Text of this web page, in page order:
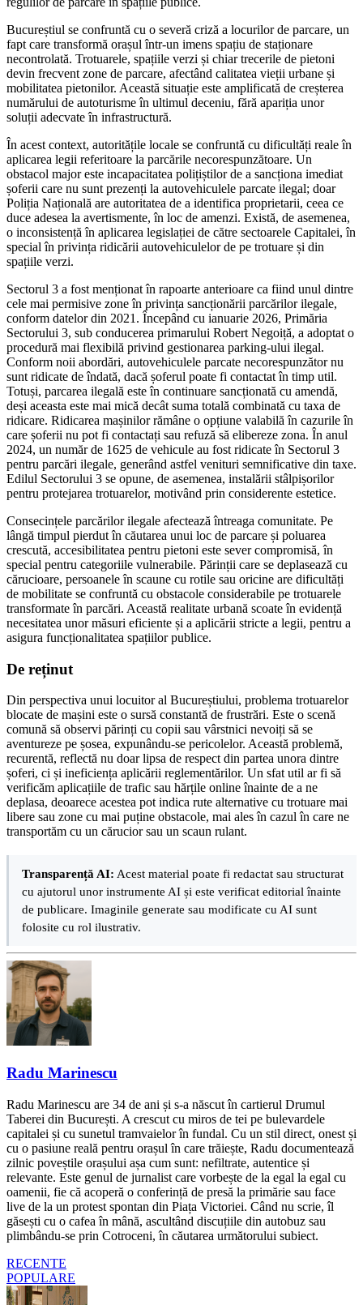
Bucureștiul se confruntă cu o severă criză a locurilor de parcare, un
fapt care transformă orașul într-un imens spațiu de staționare
necontrolată. Trotuarele, spațiile verzi și chiar trecerile de pietoni
devin frecvent zone de parcare, afectând calitatea vieții urbane și
mobilitatea pietonilor. Această situație este amplificată de creșterea
numărului de autoturisme în ultimul deceniu, fără apariția unor
soluții adecvate în infrastructură.
În acest context, autoritățile locale se confruntă cu dificultăți reale în
aplicarea legii referitoare la parcările necorespunzătoare. Un
obstacol major este incapacitatea polițiștilor de a sancționa imediat
șoferii care nu sunt prezenți la autovehiculele parcate ilegal; doar
Poliția Națională are autoritatea de a identifica proprietarii, ceea ce
duce adesea la avertismente, în loc de amenzi. Există, de asemenea,
o inconsistență în aplicarea legislației de către sectoarele Capitalei, în
special în privința ridicării autovehiculelor de pe trotuare și din
spațiile verzi.
Sectorul 3 a fost menționat în rapoarte anterioare ca fiind unul dintre
cele mai permisive zone în privința sancționării parcărilor ilegale,
conform datelor din 2021. Începând cu ianuarie 2026, Primăria
Sectorului 3, sub conducerea primarului Robert Negoiță, a adoptat o
procedură mai flexibilă privind gestionarea parking-ului ilegal.
Conform noii abordări, autovehiculele parcate necorespunzător nu
sunt ridicate de îndată, dacă șoferul poate fi contactat în timp util.
Totuși, parcarea ilegală este în continuare sancționată cu amendă,
deși aceasta este mai mică decât suma totală combinată cu taxa de
ridicare. Ridicarea mașinilor rămâne o opțiune valabilă în cazurile în
care șoferii nu pot fi contactați sau refuză să elibereze zona. În anul
2024, un număr de 1625 de vehicule au fost ridicate în Sectorul 3
pentru parcări ilegale, generând astfel venituri semnificative din taxe.
Edilul Sectorului 3 se opune, de asemenea, instalării stâlpișorilor
pentru protejarea trotuarelor, motivând prin considerente estetice.
Consecințele parcărilor ilegale afectează întreaga comunitate. Pe
lângă timpul pierdut în căutarea unui loc de parcare și poluarea
crescută, accesibilitatea pentru pietoni este sever compromisă, în
special pentru categoriile vulnerabile. Părinții care se deplasează cu
cărucioare, persoanele în scaune cu rotile sau oricine are dificultăți
de mobilitate se confruntă cu obstacole considerabile pe trotuarele
transformate în parcări. Această realitate urbană scoate în evidență
necesitatea unor măsuri eficiente și a aplicării stricte a legii, pentru a
asigura funcționalitatea spațiilor publice.
De reținut
Din perspectiva unui locuitor al Bucureștiului, problema trotuarelor
blocate de mașini este o sursă constantă de frustrări. Este o scenă
comună să observi părinți cu copii sau vârstnici nevoiți să se
aventureze pe șosea, expunându-se pericolelor. Această problemă,
recurentă, reflectă nu doar lipsa de respect din partea unora dintre
șoferi, ci și ineficiența aplicării reglementărilor. Un sfat util ar fi să
verificăm aplicațiile de trafic sau hărțile online înainte de a ne
deplasa, deoarece acestea pot indica rute alternative cu trotuare mai
libere sau zone cu mai puține obstacole, mai ales în cazul în care ne
transportăm cu un cărucior sau un scaun rulant.
Transparență AI: Acest material poate fi redactat sau structurat
cu ajutorul unor instrumente AI și este verificat editorial înainte
de publicare. Imaginile generate sau modificate cu AI sunt
folosite cu rol ilustrativ.
Radu Marinescu
Radu Marinescu are 34 de ani și s-a născut în cartierul Drumul
Taberei din București. A crescut cu miros de tei pe bulevardele
capitalei și cu sunetul tramvaielor în fundal. Cu un stil direct, onest și
cu o pasiune reală pentru orașul în care trăiește, Radu documentează
zilnic poveștile orașului așa cum sunt: nefiltrate, autentice și
relevante. Este genul de jurnalist care vorbește de la egal la egal cu
oamenii, fie că acoperă o conferință de presă la primărie sau face
live de la un protest spontan din Piața Victoriei. Când nu scrie, îl
găsești cu o cafea în mână, ascultând discuțiile din autobuz sau
plimbându-se prin Cotroceni, în căutarea următorului subiect.
RECENTE
POPULARE